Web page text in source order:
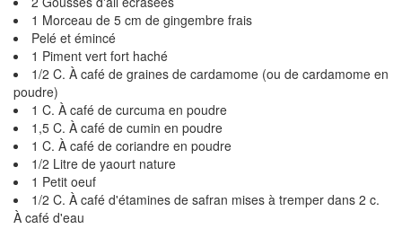
1 Morceau de 5 cm de gingembre frais
Pelé et émincé
1 Piment vert fort haché
1/2 C. À café de graines de cardamome (ou de cardamome en
poudre)
1 C. À café de curcuma en poudre
1,5 C. À café de cumin en poudre
1 C. À café de coriandre en poudre
1/2 Litre de yaourt nature
1 Petit oeuf
1/2 C. À café d'étamines de safran mises à tremper dans 2 c.
À café d'eau